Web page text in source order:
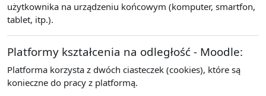
użytkownika na urządzeniu końcowym (komputer, smartfon,
tablet, itp.).
Platformy kształcenia na odległość - Moodle:
Platforma korzysta z dwóch ciasteczek (cookies), które są
konieczne do pracy z platformą.